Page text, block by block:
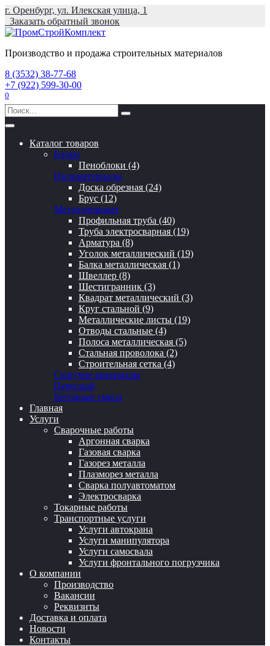
Перейти
содержанию
г. Оренбург, ул. Илекская улица, 1
Заказать обратный звонок
Производство и продажа строительных материалов
8 (3532) 38-77-68
+7 (922) 599-30-00
0
Search
for:
Каталог товаров
Блоки
Пеноблоки (4)
Пиломатериалы
Доска обрезная (24)
Брус (12)
Металлопрокат
Профильная труба (40)
Труба электросварная (19)
Арматура (8)
Уголок металлический (19)
Балка металлическая (1)
Швеллер (8)
Шестигранник (3)
Квадрат металлический (3)
Круг стальной (9)
Металлические листы (19)
Отводы стальные (4)
Полоса металлическая (5)
Стальная проволока (2)
Строительная сетка (4)
Сыпучие материалы
Перегной
Бетонные смеси
Главная
Услуги
Сварочные работы
Аргонная сварка
Газовая сварка
Газорез металла
Плазморез металла
Сварка полуавтоматом
Электросварка
Токарные работы
Транспортные услуги
Услуги автокрана
Услуги манипулятора
Услуги самосвала
Услуги фронтального погрузчика
О компании
Производство
Вакансии
Реквизиты
Доставка и оплата
Новости
Контакты